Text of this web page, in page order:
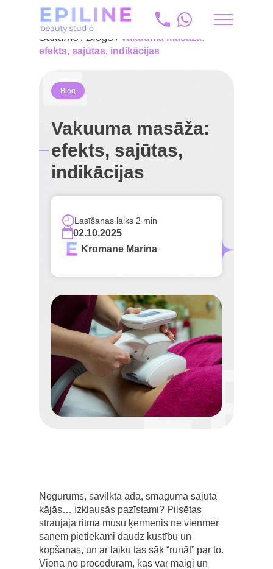
ru
Sākums / Blogs / Vakuuma masāža:
efekts, sajūtas, indikācijas
Blog
Vakuuma masāža:
efekts, sajūtas,
indikācijas
Lasīšanas laiks 2 min
Kromane Marina
02.10.2025
Nogurums, savilkta āda, smaguma sajūta
kājās… Izklausās pazīstami? Pilsētas
straujajā ritmā mūsu ķermenis ne vienmēr
saņem pietiekami daudz kustību un
kopšanas, un ar laiku tas sāk “runāt” par to.
Viena no procedūrām, kas var maigi un